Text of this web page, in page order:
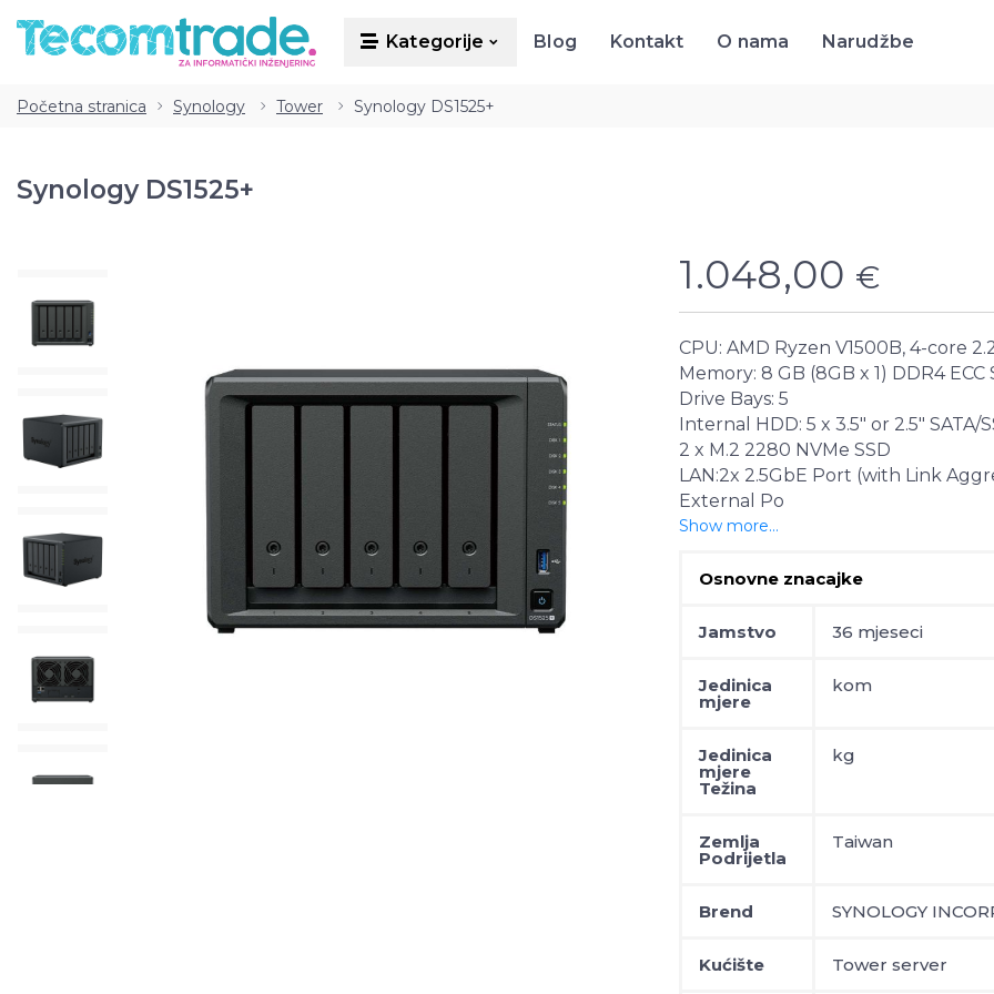
Kategorije Blog Kontakt O nama Narudžbe
Kategorije Blog Kontakt O nama Narudžbe
Početna stranica Synology Tower Synology DS1525+
Synology DS1525+
1.048,00 €
CPU: AMD Ryzen V1500B, 4-core
Memory: 8 GB (8GB x 1) DDR4 ECC
Drive Bays: 5
Internal HDD: 5 x 3.5" or 2.5" SATA/
2 x M.2 2280 NVMe SSD
LAN:2x 2.5GbE Port (with Link
External Po
Show more...
Osnovne znacajke
Jamstvo 36 mjeseci
Jedinica
mjere
kom
Jedinica
mjere
Težina
kg
Zemlja
Podrijetla
Taiwan
Brend SYNOLOGY
Kućište Tower server